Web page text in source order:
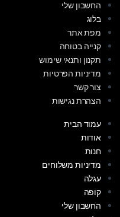
החשבון שלי
בלוג
מפת אתר
קנייה בטוחה
תקנון ותנאי שימוש
מדיניות הפרטיות
צור קשר
הצהרת נגישות
עמוד הבית
אודות
חנות
מדיניות משלוחים
עגלה
קופה
החשבון שלי